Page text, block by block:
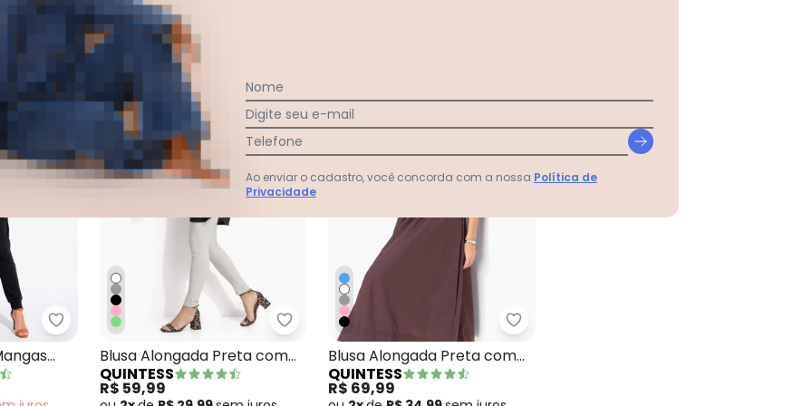
Malha de Algodão Penteado
Quintess - Blusa Preto com Mangas CurtasQuintess - Blusa Alongada Preta com Barra Arrendondada
Blusa Alongada Preta com
Barra Arrendondada
QUINTESS
R$ 59,99
Quintess - Blusa Alongada Preta com
Blusa Alongada Preta com
Decote V
QUINTESS
R$ 69,99
Nome
Digite seu e-mail
Telefone
Ao enviar o cadastro, você concorda com a nossa Política de
Privacidade